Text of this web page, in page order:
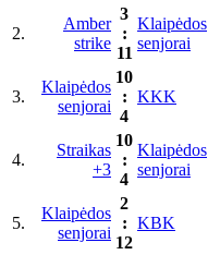
2.
Amber
strike
3
:
11
Klaipėdos
senjorai
3.
Klaipėdos
senjorai
10
:
4
KKK
4.
Straikas
+3
10
:
4
Klaipėdos
senjorai
5.
Klaipėdos
senjorai
2
:
12
KBK